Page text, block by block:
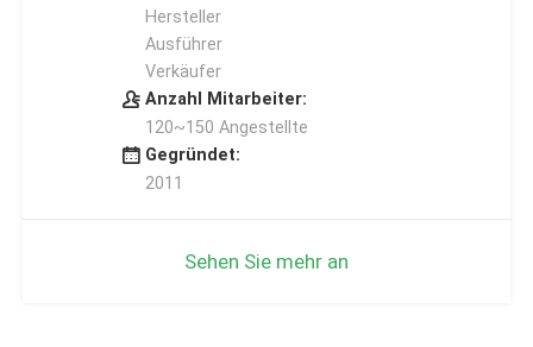
Hersteller
Ausführer
Verkäufer
Anzahl Mitarbeiter:
120~150 Angestellte
Gegründet:
2011
Sehen Sie mehr an